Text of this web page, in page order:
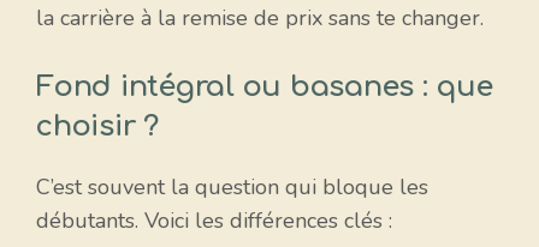
la carrière à la remise de prix sans te changer.
Fond intégral ou basanes : que
choisir ?
C’est souvent la question qui bloque les
débutants. Voici les différences clés :